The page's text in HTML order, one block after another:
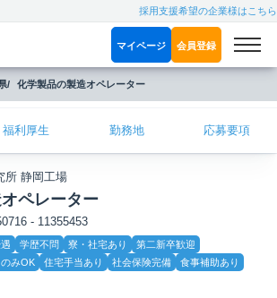
採用支援希望の企業様はこちら
マイページ 会員登録
化学製品の製造オペレーター
福利厚生 勤務地 応募要項
所 静岡工場
ペレーター
- 11355453
学歴不問 寮・社宅あり
第二新卒歓迎
みOK 住宅手当あり 社会保険完備
食事補助あり